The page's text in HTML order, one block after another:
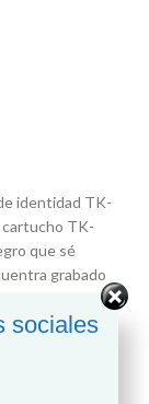
identidad TK-
TK-
que sé
grabado
6117, que
Kyocera
si se
sociales